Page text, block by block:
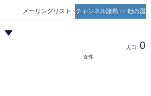
メーリングリスト -チャンネル諸島 vs 他の国
人口: 0
女性